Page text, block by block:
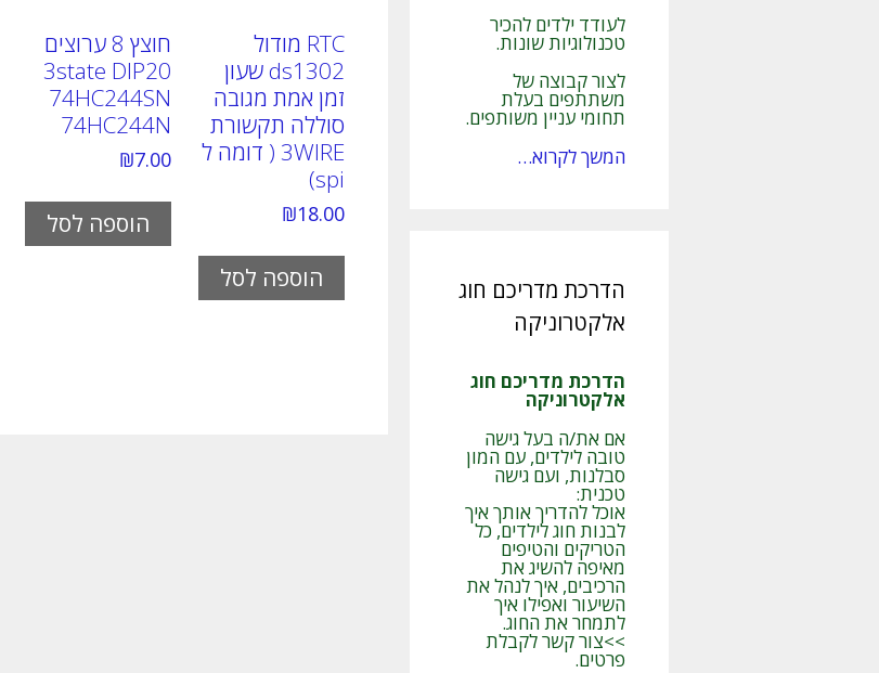
RTC מודול
ds1302 שעון
זמן אמת מגובה
סוללה תקשורת
3WIRE ( דומה ל
spi)
₪18.00
הוספה לסל
חוצץ 8 ערוצים
3state DIP20
74HC244SN
74HC244N
₪7.00
הוספה לסל
לעודד ילדים להכיר
טכנולוגיות שונות.
לצור קבוצה של
משתתפים בעלת
תחומי עניין משותפים.
המשך לקרוא…
הדרכת מדריכם חוג
אלקטרוניקה
הדרכת מדריכם חוג
אלקטרוניקה
אם את/ה בעל גישה
טובה לילדים, עם המון
סבלנות, ועם גישה
טכנית:
אוכל להדריך אותך איך
לבנות חוג לילדים, כל
הטריקים והטיפים
מאיפה להשיג את
הרכיבים, איך לנהל את
השיעור ואפילו איך
לתמחר את החוג.
>>צור קשר לקבלת
פרטים.